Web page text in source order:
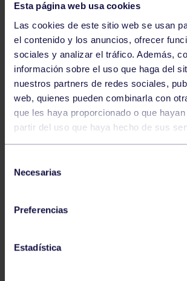
Esta página web usa cookies
Las cookies de este sitio web se usan
el contenido y los anuncios, ofrecer
sociales y analizar el tráfico. Además,
información sobre el uso que haga del
nuestros partners de redes sociales,
web, quienes pueden combinarla con
que les haya proporcionado o que
partir del uso que haya hecho de sus
Necesarias
Preferencias
Estadística
Esta competición, considerada como el
nacional de relevancia en la
reunirá en la capital a más de400
procedentes de toda España,
una de las citas imprescindibles del
nacional.